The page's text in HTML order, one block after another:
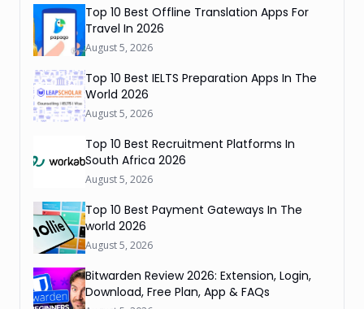
Top 10 Best Offline Translation Apps For
Travel In 2026
August 5, 2026
Top 10 Best IELTS Preparation Apps In The
World 2026
August 5, 2026
Top 10 Best Recruitment Platforms In
South Africa 2026
August 5, 2026
Top 10 Best Payment Gateways In The
world 2026
August 5, 2026
Bitwarden Review 2026: Extension, Login,
Download, Free Plan, App & FAQs